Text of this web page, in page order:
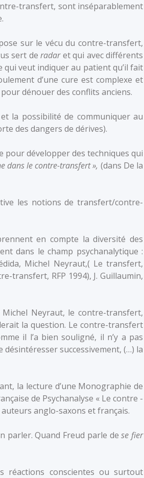
transfert, sont inséparablement
sur le vécu du contre-transfert,
sert de radaret qui avec différents
qui veut indiquer au patient qu’il fait
d’une cure est complexe et
dénouer des conflits anciens.
la possibilité de communiquer au
des dangers de dérives).
pour développer des techniques qui
dans le contre-transfert », (dans De la
les notions de transfert/contre-
en compte la diversité des
dans le champ psychanalytique :
Michel Neyraut,( Le transfert,
transfert, RFP 1994), J. Guillaumin,
Neyraut, le contre-transfert,
la question. Le contre-transfert
il l’a bien souligné, il n’y a pas
désintéresser successivement, (…) la
la lecture d’une Monographie de
de Psychanalyse « Le contre -
anglo-saxons et français.
parler. Quand Freud parle dese fier
réactions conscientes ou surtout